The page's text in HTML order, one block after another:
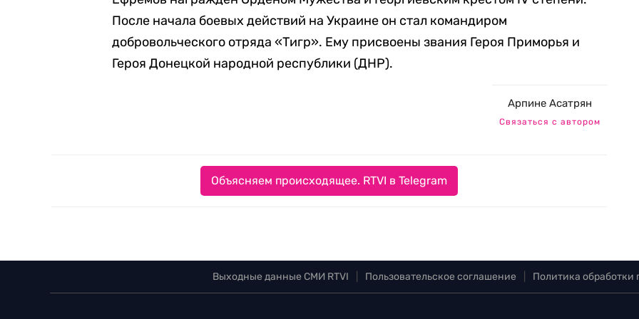
После начала боевых действий на Украине он стал командиром
добровольческого отряда «Тигр». Ему присвоены звания Героя Приморья и
Героя Донецкой народной республики (ДНР).
Арпине Асатрян
Связаться с автором
Объясняем происходящее. RTVI в Telegram
Выходные данные СМИ RTVI Пользовательское соглашение Политика